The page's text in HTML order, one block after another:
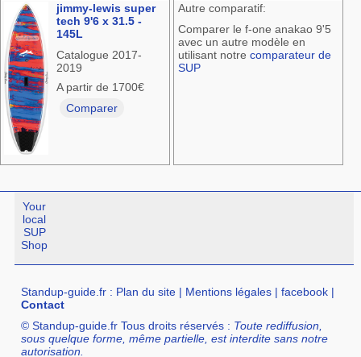
jimmy-lewis super
tech 9'6 x 31.5 -
145L
Catalogue 2017-
2019
A partir de 1700€
Comparer
Autre comparatif:
Comparer le f-one anakao 9'5
avec un autre modèle en
utilisant notre comparateur de
SUP
Your
local
SUP
Shop
Standup-guide.fr : Plan du site | Mentions légales |facebook |
Contact
© Standup-guide.fr Tous droits réservés : Toute rediffusion,
sous quelque forme, même partielle, est interdite sans notre
autorisation.